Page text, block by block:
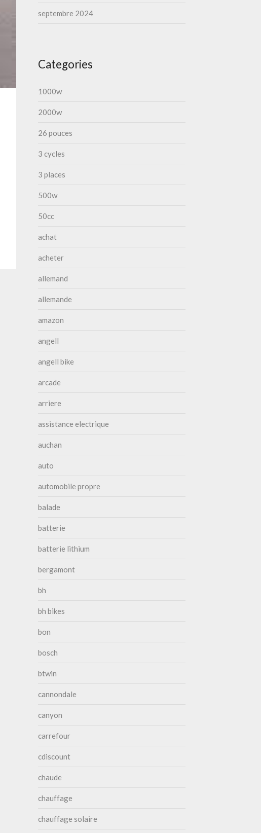
septembre 2024
Categories
1000w
2000w
26 pouces
3 cycles
3 places
500w
50cc
achat
acheter
allemand
allemande
amazon
angell
angell bike
arcade
arriere
assistance electrique
auchan
auto
automobile propre
balade
batterie
batterie lithium
bergamont
bh
bh bikes
bon
bosch
btwin
cannondale
canyon
carrefour
cdiscount
chaude
chauffage
chauffage solaire